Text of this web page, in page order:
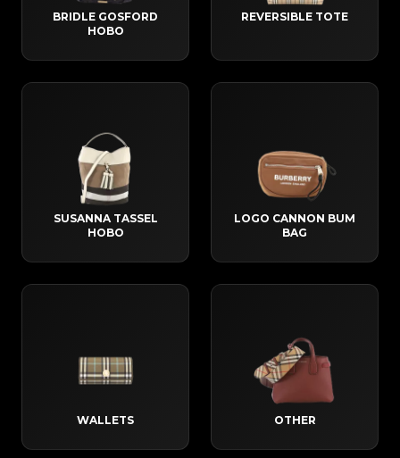
BRIDLE GOSFORD
HOBO
REVERSIBLE TOTE
SUSANNA TASSEL
HOBO
LOGO CANNON BUM
BAG
WALLETS OTHER